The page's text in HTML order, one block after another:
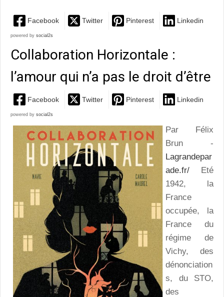
Facebook Twitter Pinterest Linkedin
powered by social2s
Collaboration Horizontale :
l’amour qui n’a pas le droit d’être
Facebook Twitter Pinterest Linkedin
powered by social2s
Par Félix
Brun -
Lagrandepar
ade.fr/ Eté
1942, la
France
occupée, la
France du
régime de
Vichy, des
dénonciation
s, du STO,
des